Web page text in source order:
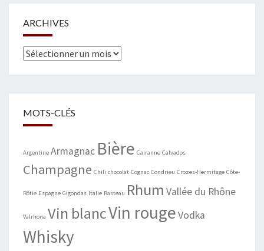
ARCHIVES
Archives
MOTS-CLÉS
Argentine Armagnac Bière Cairanne Calvados
Champagne Chili chocolat Cognac Condrieu Crozes-Hermitage Côte-
Rôtie Espagne Gigondas Italie Rasteau Rhum Vallée du Rhône
Valrhona Vin blancVin rougeVodka
Whisky